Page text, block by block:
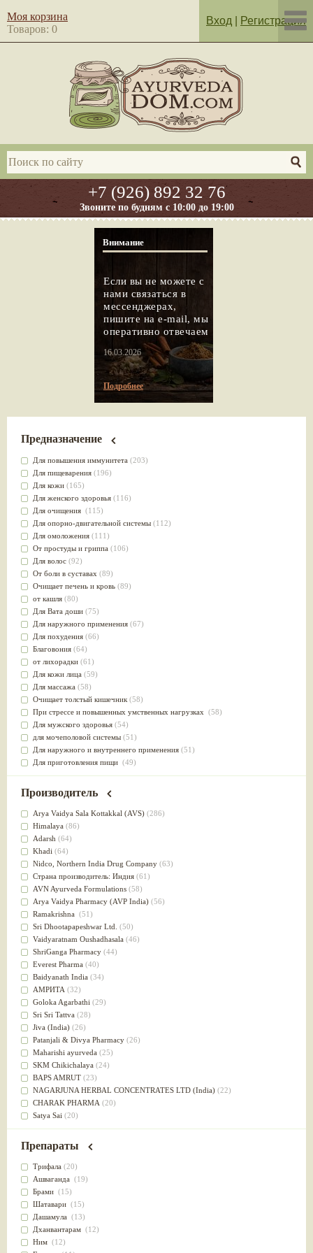
+7 (926) 892 32 76
Звоните по будням с 10:00 до 19:00
Моя корзина
Товаров: 0
Вход Регистрация
Внимание
Если вы не можете с
нами связаться в
мессенджерах,
пишите на e-mail, мы
оперативно отвечаем
16.03.2026
Подробнее
Предназначение
Для повышения иммунитета (203)
Для пищеварения (196)
Для кожи (165)
Для женского здоровья (116)
Для очищения (115)
Для опорно-двигательной системы (112)
Для омоложения (111)
От простуды и гриппа (106)
Для волос (92)
От боли в суставах (89)
Очищает печень и кровь (89)
от кашля (80)
Для Вата доши (75)
Для наружного применения (67)
Для похудения (66)
Благовония (64)
от лихорадки (61)
Для кожи лица (59)
Для массажа (58)
Очищает толстый кишечник (58)
При стрессе и повышенных умственных нагрузках (58)
Для мужского здоровья (54)
для мочеполовой системы (51)
Для наружного и внутреннего применения (51)
Для приготовления пищи (49)
от инфекций мочеполовой системы(49)
для суставов
Лечит опухоли и отеки(46)
Для медитации
выводит токсины
Для здоровья печени
Для тела(39)
для очищения крови(38)
При диабете(38)
Антиоксидант(37)
Для Капха(Кафа) доши
От паразитов(37)
При расстройстве желудка (36)
Успокоительное(36)
Для глаз(34)
от геморроя(34)
Противовоспалительное
Для Питта доши(32)
Для сердца(32)
Для сосудов головного мозга
Для полости рта(32)
Дефицит железа(31)
Для лица(31)
Употребление в пищу
Ароматерапия(29)
Жаропонижающее(29)
для памяти(28)
для почек(28)
Слабительное (28)
Афродизиак(27)
Напитки(27)
Для йоги (27)
Для потенции(26)
Для душа(25)
для концентрации внимания
при нарушении эрекции
Производитель
Arya Vaidya Sala Kottakkal (AVS) (286)
Himalaya (86)
Adarsh (64)
Khadi (64)
Nidсo, Northern India Drug Company (63)
Страна производитель: Индия (61)
AVN Ayurveda Formulations (58)
Arya Vaidya Pharmacy (AVP India) (56)
Ramakrishna (51)
Sri Dhootapapeshwar Ltd. (50)
Vaidyaratnam Oushadhasala (46)
ShriGanga Pharmacy (44)
Everest Pharma (40)
Baidyanath India (34)
АМРИТА (32)
Goloka Agarbathi (29)
Sri Sri Tattva (28)
Jiva (India) (26)
Patanjali & Divya Pharmacy (26)
Maharishi ayurveda (25)
SKM Chikichalaya (24)
BAPS AMRUT (23)
NAGARJUNA HERBAL CONCENTRATES LTD (India) (22)
CHARAK PHARMA (20)
Satya Sai (20)
Vyas(20)
Kerala Ayurveda
(19)
Organic India pvt ltd
Lalita(16)
Ashtang Herbals
Alarsin(14)
Vasu Health care
Baraka(13)
Dabur India Ltd
Препараты
Трифала (20)
Ашваганда (19)
Брами (15)
Шатавари (15)
Дашамула (13)
Дханвантарам (12)
Ним (12)